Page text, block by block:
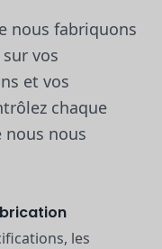
nous fabriquons
vos
et vos
chaque
nous
les